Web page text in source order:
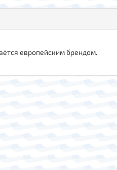
европейским брендом.